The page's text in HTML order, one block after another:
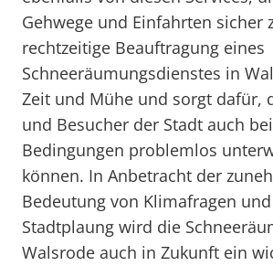
Gehwege und Einfahrten sicher
rechtzeitige Beauftragung eines
Schneeräumungsdienstes in
Zeit und Mühe und sorgt dafür,
und Besucher der Stadt auch
Bedingungen problemlos
können. In Anbetracht der
Bedeutung von Klimafragen
Stadtplaung wird die
Walsrode auch in Zukunft ein